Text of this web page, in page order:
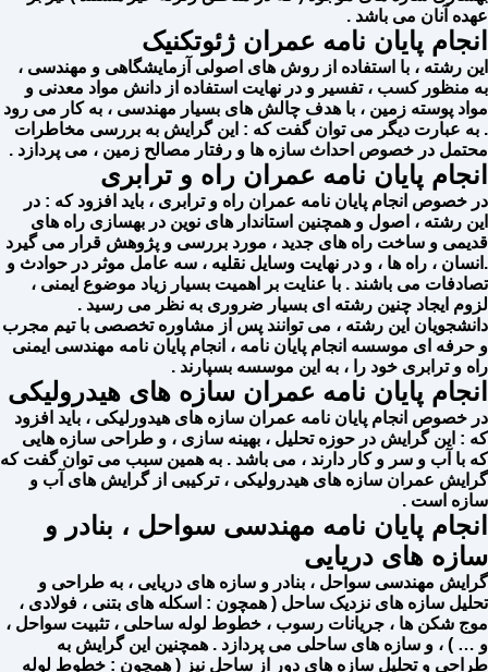
عهده آنان می باشد .
انجام پایان نامه عمران ژئوتکنیک
این رشته ، با استفاده از روش های اصولی آزمایشگاهی و مهندسی ،
به منظور کسب ، تفسیر و در نهایت استفاده از دانش مواد معدنی و
مواد پوسته زمین ، با هدف چالش های بسیار مهندسی ، به کار می رود
. به عبارت دیگر می توان گفت که : این گرایش به بررسی مخاطرات
محتمل در خصوص احداث سازه ها و رفتار مصالح زمین ، می پردازد ‌.
انجام پایان نامه عمران راه و ترابری
در خصوص انجام پایان نامه عمران راه و ترابری ، باید افزود که : در
این رشته ، اصول و همچنین استاندار های نوین در بهسازی راه های
قدیمی و ساخت راه های جدید ، مورد بررسی و پژوهش قرار می گیرد
. انسان ، راه ها ، و در نهایت وسایل نقلیه ، سه عامل موثر در حوادث و
تصادفات می باشند . با عنایت بر اهمیت بسیار زیاد موضوع ایمنی ،
لزوم ایجاد چنین رشته ای بسیار ضروری به نظر می رسید .
دانشجویان این رشته ، می توانند پس از مشاوره تخصصی با تیم مجرب
و حرفه ای موسسه انجام پایان نامه ، انجام پایان نامه مهندسی ایمنی
راه و ترابری خود را ، به این موسسه بسپارند .
انجام پایان نامه عمران سازه های هیدرولیکی
در خصوص انجام پایان نامه عمران سازه های هیدورلیکی ، باید افزود
که : این گرایش در حوزه تحلیل ، بهینه سازی ، و طراحی سازه هایی
که با آب و سر و کار دارند ، می باشد . به همین سبب می توان گفت که
گرایش عمران سازه های هیدرولیکی ، ترکیبی از گرایش های آب و
سازه است .
انجام پایان نامه مهندسی سواحل ، بنادر و
سازه های دریایی
گرایش مهندسی سواحل ، بنادر و سازه های دریایی ، به طراحی و
تحلیل سازه های نزدیک ساحل ( همچون : اسکله های بتنی ، فولادی ،
موج شکن ها ، جریانات رسوب ، خطوط لوله ساحلی ، تثبیت سواحل ،
و … ) ، و سازه های ساحلی می پردازد . همچنین این گرایش به
طراحی و تحلیل سازه های دور از ساحل نیز ( همچون : خطوط لوله